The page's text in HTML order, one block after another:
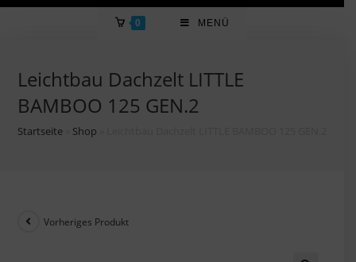
0 MENÜ
Leichtbau Dachzelt LITTLE
BAMBOO 125 GEN.2
Startseite» Shop
Vorheriges Produkt